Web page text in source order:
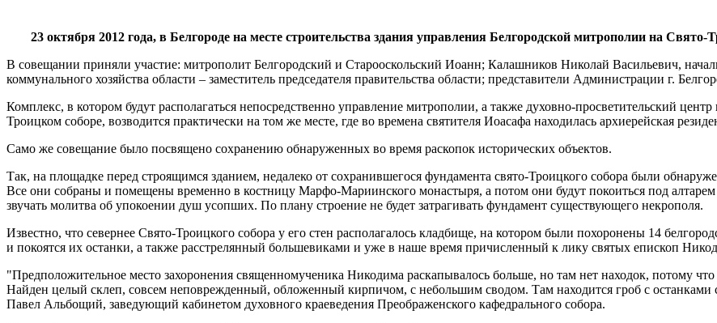
23 октября 2012 года, в Белгороде на месте строительства здания управления Белгородской митрополии на
В совещании приняли участие: митрополит Белгородский и Старооскольский Иоанн; Калашников Николай Васильевич,
коммунального хозяйства области – заместитель председателя правительства области; представители Администрации г.
Комплекс, в котором будут располагаться непосредственно управление митрополии, а также духовно-просветительский
Троицком соборе, возводится практически на том же месте, где во времена святителя Иоасафа находилась архиерейская
Само же совещание было посвящено сохранению обнаруженных во время раскопок исторических объектов.
Так, на площадке перед строящимся зданием, недалеко от сохранившегося фундамента свято-Троицкого собора были
Все они собраны и помещены временно в костницу Марфо-Мариинского монастыря, а потом они будут покоиться под алтарем
звучать молитва об упокоении душ усопших. По плану строение не будет затрагивать фундамент существующего некрополя.
Известно, что севернее Свято-Троицкого собора у его стен располагалось кладбище, на котором были похоронены 14
и покоятся их останки, а также расстрелянный большевиками и уже в наше время причисленный к лику святых епископ
"Предположительное место захоронения священномученика Никодима раскапывалось больше, но там нет находок, потому
Найден целый склеп, совсем неповрежденный, обложенный кирпичом, с небольшим сводом. Там находится гроб с останками
Павел Альбощий, заведующий кабинетом духовного краеведения Преображенского кафедрального собора.